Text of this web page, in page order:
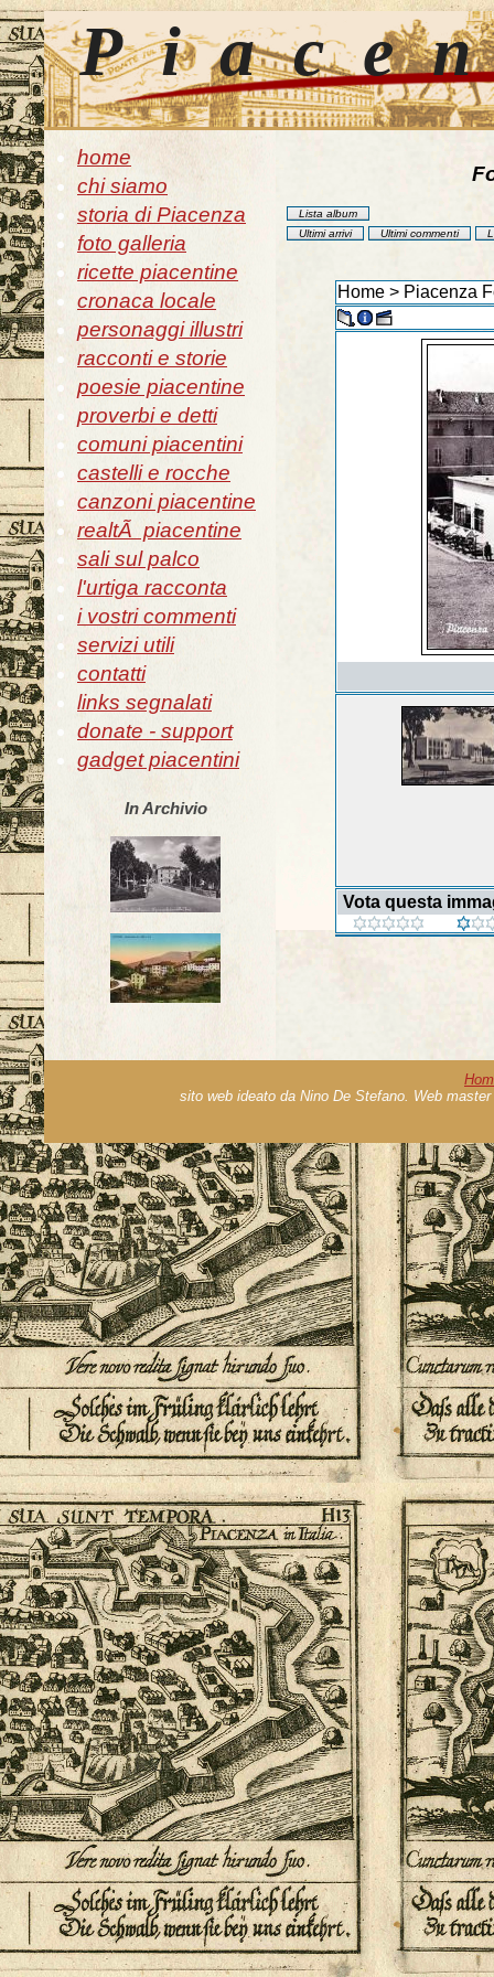
home
chi siamo
storia di Piacenza
foto galleria
ricette piacentine
cronaca locale
personaggi illustri
racconti e storie
poesie piacentine
proverbi e detti
comuni piacentini
castelli e rocche
canzoni piacentine
realtÃ piacentine
sali sul palco
l'urtiga racconta
i vostri commenti
servizi utili
contatti
links segnalati
donate - support
gadget piacentini
In Archivio
Lista album
Ultimi arrivi
Ultimi commenti
Home> Piacenza
Vota questa
sito web ideato da Nino De Stefano. Web